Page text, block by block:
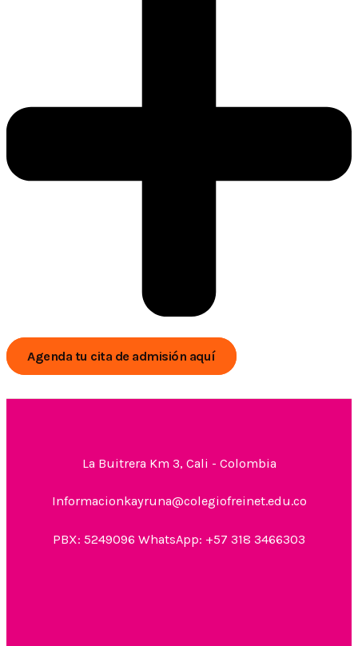
Agenda tu cita de admisión aquí
La Buitrera Km 3, Cali - Colombia
Informacionkayruna@colegiofreinet.edu.co
PBX: 5249096 WhatsApp: +57 318 3466303